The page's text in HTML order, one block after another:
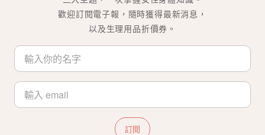
歡迎訂閱電子報，隨時獲得最新消息，
以及生理用品折價券。
訂閱